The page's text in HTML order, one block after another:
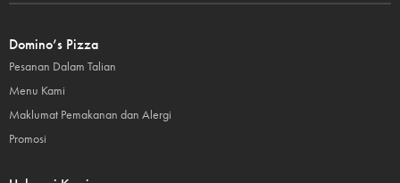
Domino’s Pizza
Pesanan Dalam Talian
Menu Kami
Maklumat Pemakanan dan Alergi
Promosi